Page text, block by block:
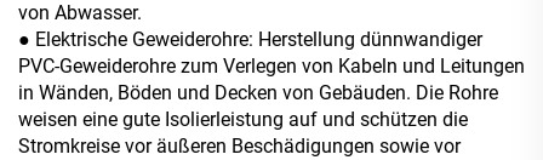
von Abwasser.
● Elektrische Geweiderohre: Herstellung dünnwandiger
PVC-Geweiderohre zum Verlegen von Kabeln und Leitungen
in Wänden, Böden und Decken von Gebäuden. Die Rohre
weisen eine gute Isolierleistung auf und schützen die
Stromkreise vor äußeren Beschädigungen sowie vor